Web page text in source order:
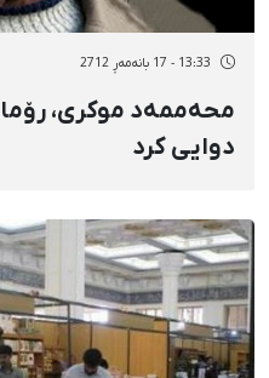
13:33 - 17 بانەمەڕ 2712
محەممەد موكری،
دوایی كرد